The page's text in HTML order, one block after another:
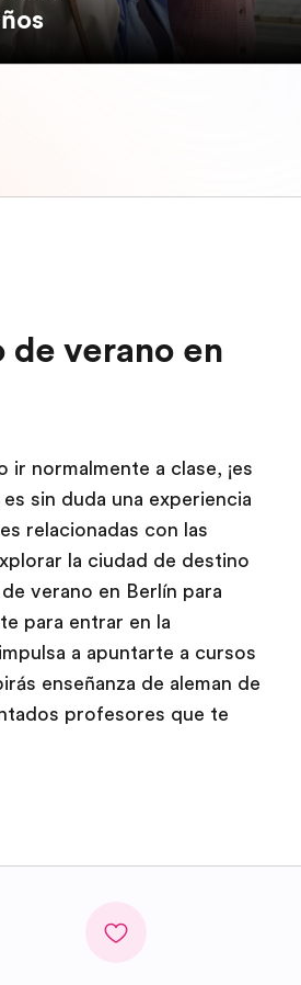
verano en
normalmente a clase, ¡es
sin duda una experiencia
relacionadas con las
la ciudad de destino
verano en Berlín para
para entrar en la
a apuntarte a cursos
enseñanza de aleman de
profesores que te